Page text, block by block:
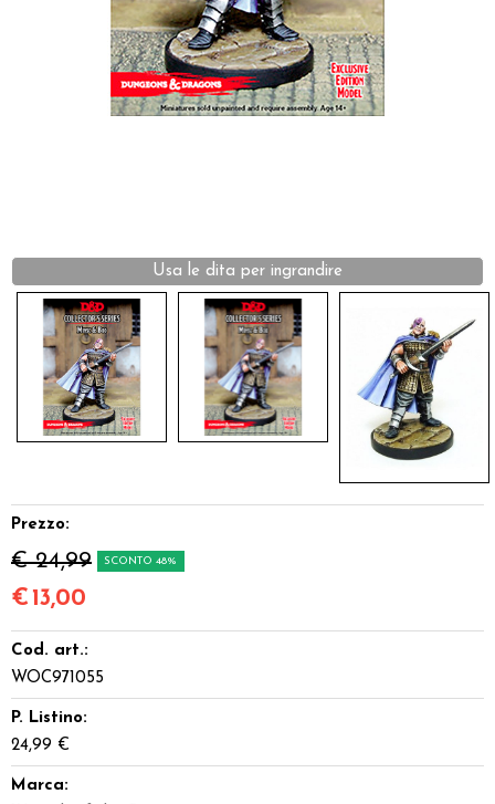
Giocattoli e Gadget
Offerte del Dragone
Usa le dita per ingrandire
Prezzo:
€ 24,99 SCONTO 48%
€ 13,00
Cod. art.:
WOC971055
P. Listino:
24,99 €
Marca: